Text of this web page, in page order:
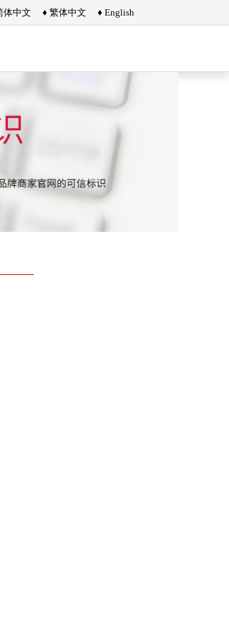
体中文 ♦ 繁体中文 ♦ English